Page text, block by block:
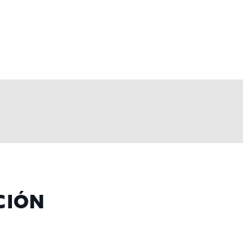
inmediatamente.
gastronómico.